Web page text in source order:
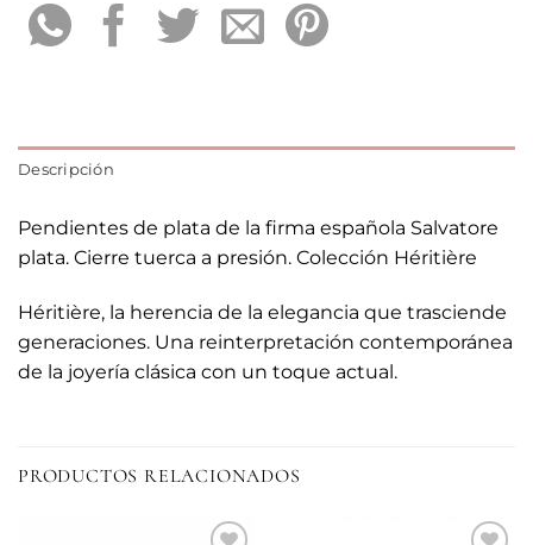
Descripción
Pendientes de plata de la firma española Salvatore
plata. Cierre tuerca a presión. Colección Héritière
Héritière, la herencia de la elegancia que trasciende
generaciones. Una reinterpretación contemporánea
de la joyería clásica con un toque actual.
PRODUCTOS RELACIONADOS